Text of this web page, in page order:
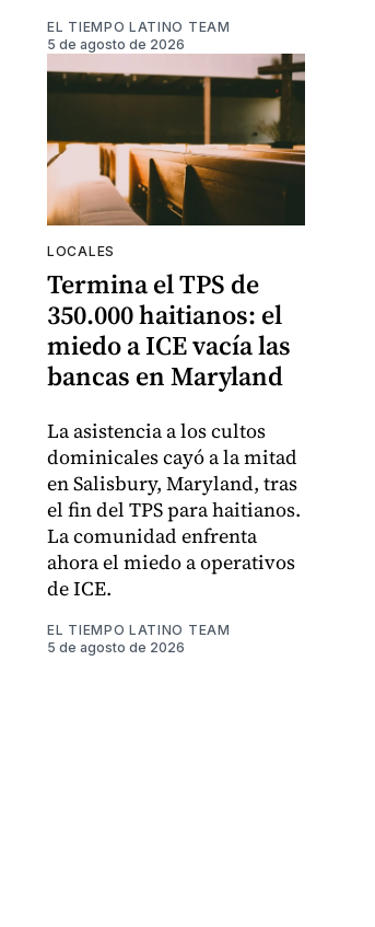
EL TIEMPO LATINO TEAM
5 de agosto de 2026
LOCALES
Termina el TPS de
350.000 haitianos: el
miedo a ICE vacía las
bancas en Maryland
La asistencia a los cultos
dominicales cayó a la mitad
en Salisbury, Maryland, tras
el fin del TPS para haitianos.
La comunidad enfrenta
ahora el miedo a operativos
de ICE.
EL TIEMPO LATINO TEAM
5 de agosto de 2026